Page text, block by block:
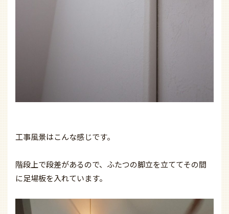
工事風景はこんな感じです。
階段上で段差があるので、ふたつの脚立を立ててその間
に足場板を入れています。